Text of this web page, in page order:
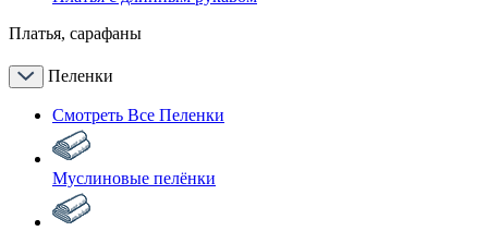
Платья, сарафаны
Пеленки
Смотреть Все Пеленки
Муслиновые пелёнки